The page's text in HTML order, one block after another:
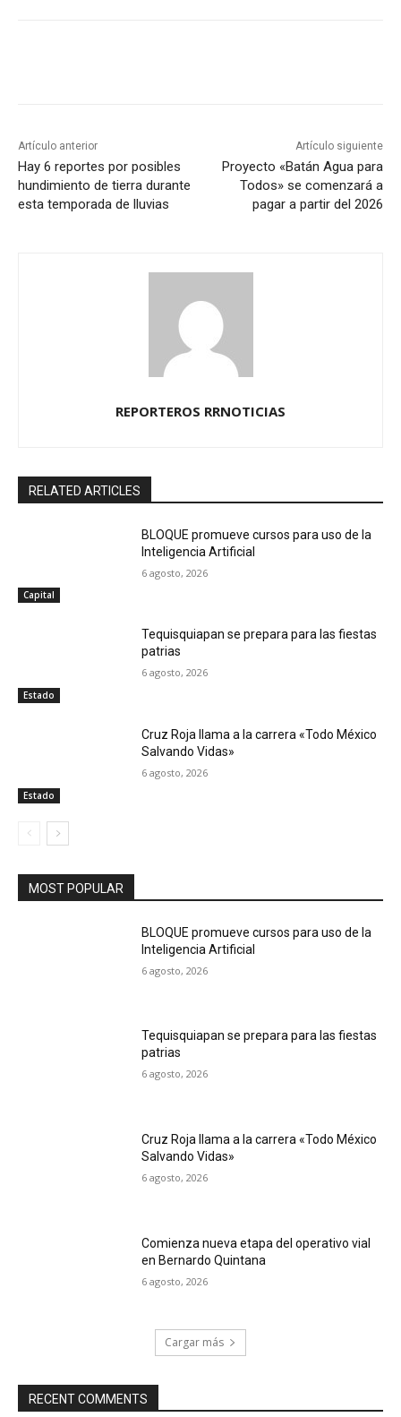
Artículo anterior
Hay 6 reportes por posibles
hundimiento de tierra durante
esta temporada de lluvias
Artículo siguiente
Proyecto «Batán Agua para
Todos» se comenzará a
pagar a partir del 2026
REPORTEROS RRNOTICIAS
RELATED ARTICLES
Capital
BLOQUE promueve cursos para uso de la
Inteligencia Artificial
6 agosto, 2026
Estado
Tequisquiapan se prepara para las fiestas
patrias
6 agosto, 2026
Estado
Cruz Roja llama a la carrera «Todo México
Salvando Vidas»
6 agosto, 2026
MOST POPULAR
BLOQUE promueve cursos para uso de la
Inteligencia Artificial
6 agosto, 2026
Tequisquiapan se prepara para las fiestas
patrias
6 agosto, 2026
Cruz Roja llama a la carrera «Todo México
Salvando Vidas»
6 agosto, 2026
Comienza nueva etapa del operativo vial
en Bernardo Quintana
6 agosto, 2026
Cargar más
RECENT COMMENTS